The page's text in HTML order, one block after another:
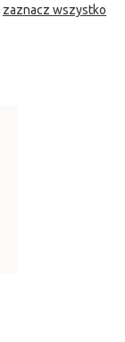
zaznacz wszystko